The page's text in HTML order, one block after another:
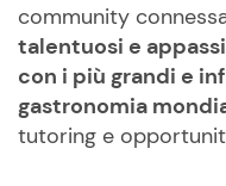
community
talentuosi e
con i più grandi e
gastronomia
tutoring e